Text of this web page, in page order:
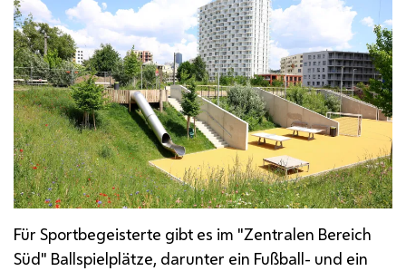
Für Sportbegeisterte gibt es im "Zentralen Bereich
Süd" Ballspielplätze, darunter ein Fußball- und ein